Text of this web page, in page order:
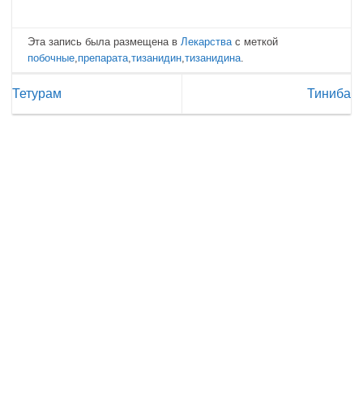
Эта запись была размещена в Лекарства с меткой
побочные препарата ,тизанидин ,тизанидина
Тетурам Тиниба